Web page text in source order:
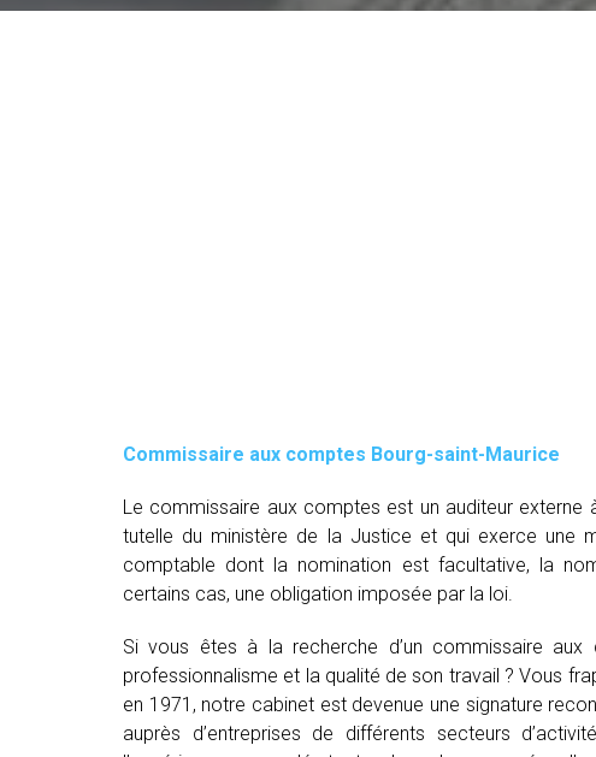
Commissaire aux comptes Bourg-saint-Maurice
Le commissaire aux comptes est un auditeur externe
tutelle du ministère de la Justice et qui exerce une
comptable dont la nomination est facultative, la
certains cas, une obligation imposée par la loi.
Si vous êtes à la recherche d’un commissaire
professionnalisme et la qualité de son travail ? Vous
en 1971, notre cabinet est devenue une signature
auprès d’entreprises de différents secteurs